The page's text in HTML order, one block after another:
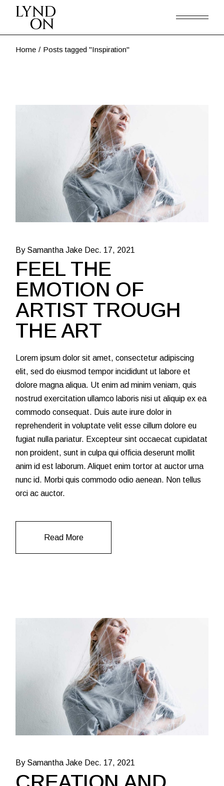
Home Posts tagged "Inspiration"
By Samantha Jake Dec. 17, 2021
FEEL THE
EMOTION OF
ARTIST TROUGH
THE ART
Lorem ipsum dolor sit amet, consectetur adipiscing
elit, sed do eiusmod tempor incididunt ut labore et
dolore magna aliqua. Ut enim ad minim veniam, quis
nostrud exercitation ullamco laboris nisi ut aliquip ex ea
commodo consequat. Duis aute irure dolor in
reprehenderit in voluptate velit esse cillum dolore eu
fugiat nulla pariatur. Excepteur sint occaecat cupidatat
non proident, sunt in culpa qui officia deserunt mollit
anim id est laborum. Aliquet enim tortor at auctor urna
nunc id. Morbi quis commodo odio aenean. Non tellus
orci ac auctor.
Read More
By Samantha Jake Dec. 17, 2021